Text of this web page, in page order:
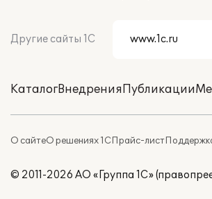
Другие сайты 1С
КаталогВнедренияПубликации
О сайтеО решениях 1СПрайс-лист
© 2011-2026 АО «Группа 1С»